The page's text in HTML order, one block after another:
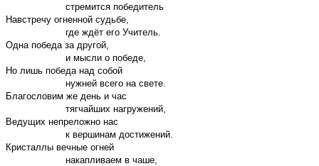
стремится победитель
Навстречу огненной судьбе,
где ждёт его Учитель.
Одна победа за другой,
и мысли о победе,
Но лишь победа над собой
нужней всего на свете.
Благословим же день и час
тягчайших нагружений,
Ведущих непреложно нас
к вершинам достижений.
Кристаллы вечные огней
накапливаем в чаше,